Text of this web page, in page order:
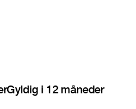
Gyldig i 12 måneder